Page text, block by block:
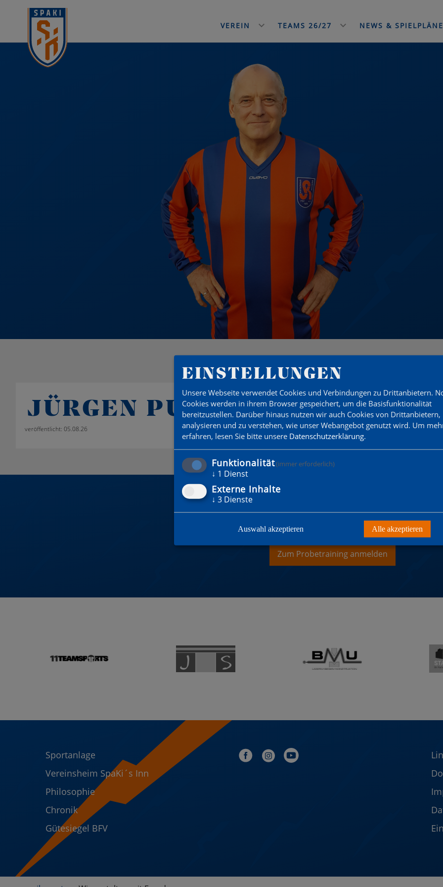
VEREIN TEAMS 26/27 NEWS &
JÜRGEN PUFAHL SPIELER
veröffentlicht: 05.08.26
DU WILLST MITGLIED
Zum Probetraining anmelden
Sportanlage
Vereinsheim SpaKi´s Inn
Philosophie
Chronik
Gütesiegel BFV
EINSTELLUNGEN
Unsere Webseite verwendet Cookies und Verbindungen zu Drittanbietern.
Cookies werden in ihrem Browser gespeichert, um die Basisfunktionalität
bereitzustellen. Darüber hinaus nutzen wir auch Cookies von Drittanbietern,
analysieren und zu verstehen, wie unser Webangebot genutzt wird. Um
erfahren, lesen Sie bitte unsere Datenschutzerklärung.
Funktionalität(immer erforderlich)
↓ 1 Dienst
Externe Inhalte
↓ 3 Dienste
Auswahl akzeptieren Alle akzeptieren